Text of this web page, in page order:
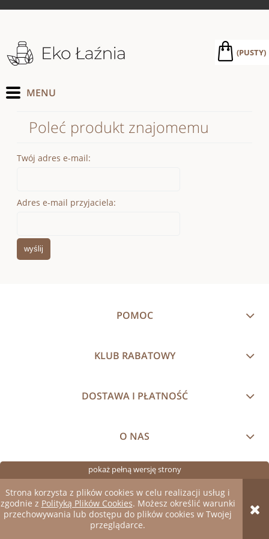
Strona korzysta z plików cookies w celu realizacji usług i
zgodnie z Polityką Plików Cookies. Możesz określić warunki
przechowywania lub dostępu do plików cookies w Twojej
przeglądarce.
(PUSTY)
Poleć produkt znajomemu
Twój adres e-mail:
Adres e-mail przyjaciela:
wyślij
POMOC
KLUB RABATOWY
DOSTAWA I PŁATNOŚĆ
O NAS
pokaż pełną wersję strony
Sklep internetowy Shoper.pl